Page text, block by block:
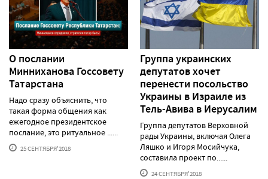
О послании
Минниханова Госсовету
Татарстана
Надо сразу объяснить, что
такая форма общения как
ежегодное президентское
послание, это ритуальное ......
25 СЕНТЯБРЯ'2018
Группа украинских
депутатов хочет
перенести посольство
Украины в Израиле из
Тель-Авива в Иерусалим
Группа депутатов Верховной
рады Украины, включая Олега
Ляшко и Игоря Мосийчука,
составила проект по......
24 СЕНТЯБРЯ'2018